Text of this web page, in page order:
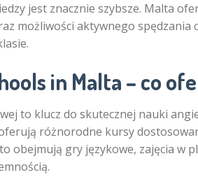
jest znacznie szybsze. Malta
możliwości aktywnego spędzania
in Malta – co
to klucz do skutecznej nauki
różnorodne kursy
obejmują gry językowe, zajęcia w